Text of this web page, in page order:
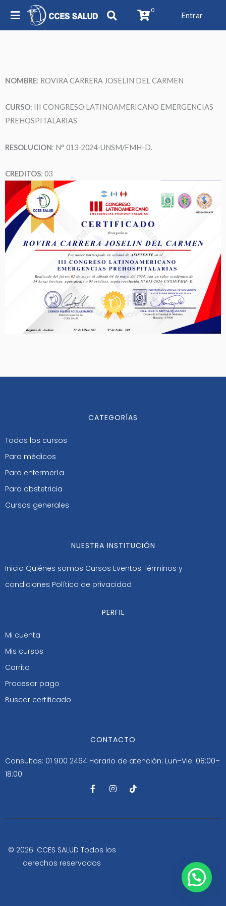
0
Entrar
NOMBRE: ROVIRA CARRERA JOSELIN DEL CARMEN
CURSO: III CONGRESO LATINOAMERICANO EMERGENCIAS
PREHOSPITALARIAS
RESOLUCION: N° 013-2024-UNSM/FMH-D.
CREDITOS: 03
CATEGORÍAS
Todos los cursos
Para médicos
Para enfermería
Para obstetricia
Cursos generales
NUESTRA INSTITUCIÓN
Inicio Quiénes somos Cursos Eventos Términos y
condiciones Política de privacidad
PERFIL
Mi cuenta
Mis cursos
Carrito
Procesar pago
Buscar certificado
CONTACTO
Consultas: 01 900 2464 Horario de atención: Lun–Vie: 08:00–
18:00
F
a
b
-
I
n
a
m
T
i
o
© 2026. CCES SALUD Todos los
derechos reservados